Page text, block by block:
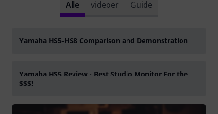
Alle videoer Guide
Yamaha HS5-HS8 Comparison and Demonstration
Yamaha HS5 Review - Best Studio Monitor For the
$$$!